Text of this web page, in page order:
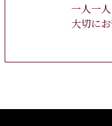
一人一
大切に